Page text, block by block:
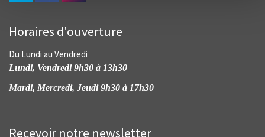
Horaires d'ouverture
Du Lundi au Vendredi
Lundi, Vendredi 9h30 à 13h30
Mardi, Mercredi, Jeudi 9h30 à 17h30
Recevoir notre newsletter